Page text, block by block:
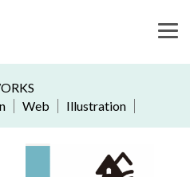
Web Illustration